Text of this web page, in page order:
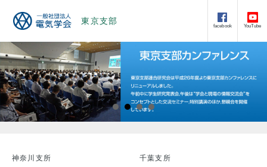
東京支部
facebook YouTube
神奈川支所 千葉支所